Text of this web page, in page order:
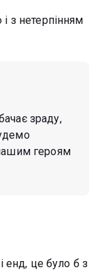
з нетерпінням
зраду,
героям
енд, це було б з